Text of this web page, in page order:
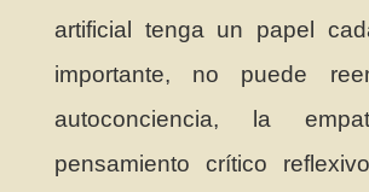
artificial tenga un papel
importante, no puede
autoconciencia, la
pensamiento crítico